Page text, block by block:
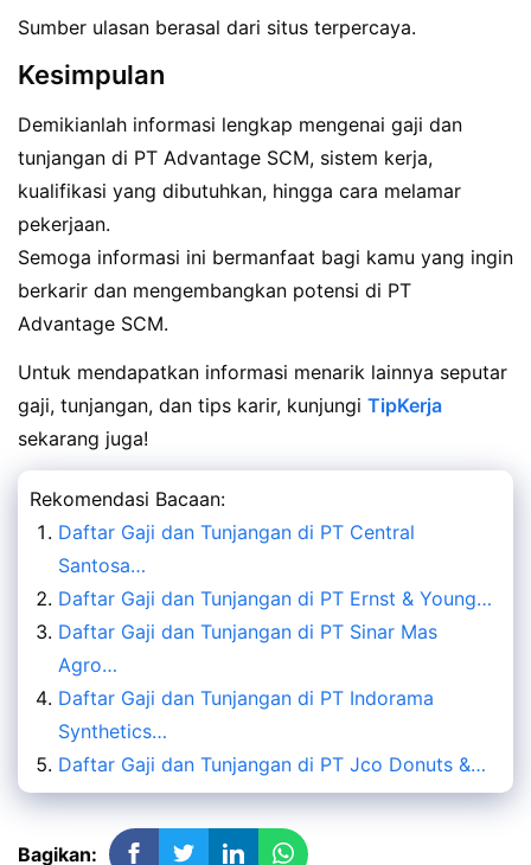
Sumber ulasan berasal dari situs terpercaya.
Kesimpulan
Demikianlah informasi lengkap mengenai gaji dan
tunjangan di PT Advantage SCM, sistem kerja,
kualifikasi yang dibutuhkan, hingga cara melamar
pekerjaan.
Semoga informasi ini bermanfaat bagi kamu yang ingin
berkarir dan mengembangkan potensi di PT
Advantage SCM.
Untuk mendapatkan informasi menarik lainnya seputar
gaji, tunjangan, dan tips karir, kunjungi TipKerja
sekarang juga!
Rekomendasi Bacaan:
Daftar Gaji dan Tunjangan di PT Central
Santosa…
Daftar Gaji dan Tunjangan di PT Ernst & Young…
Daftar Gaji dan Tunjangan di PT Sinar Mas
Agro…
Daftar Gaji dan Tunjangan di PT Indorama
Synthetics…
Daftar Gaji dan Tunjangan di PT Jco Donuts &…
Bagikan: